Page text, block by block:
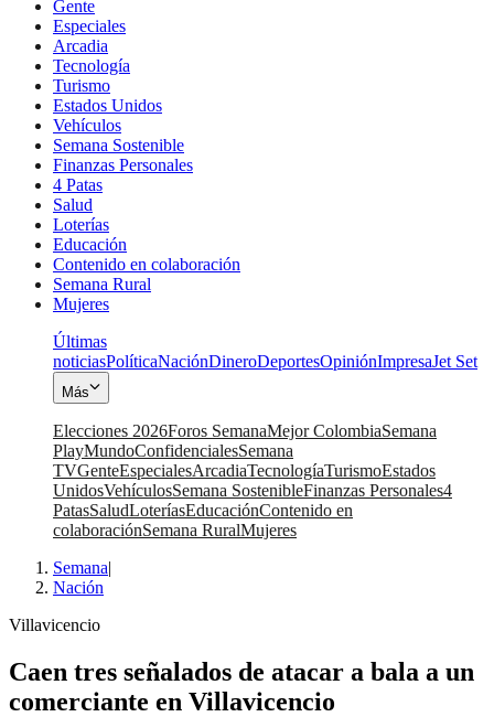
Gente
Especiales
Arcadia
Tecnología
Turismo
Estados Unidos
Vehículos
Semana Sostenible
Finanzas Personales
4 Patas
Salud
Loterías
Educación
Contenido en colaboración
Semana Rural
Mujeres
Últimas
noticiasPolíticaNaciónDineroDeportesOpiniónImpresaJet Set
Más
Elecciones 2026Foros SemanaMejor ColombiaSemana
PlayMundoConfidencialesSemana
TVGenteEspecialesArcadiaTecnologíaTurismoEstados
UnidosVehículosSemana SostenibleFinanzas Personales4
PatasSaludLoteríasEducaciónContenido en
colaboraciónSemana RuralMujeres
Semana|
Nación
Villavicencio
Caen tres señalados de atacar a bala a un
comerciante en Villavicencio